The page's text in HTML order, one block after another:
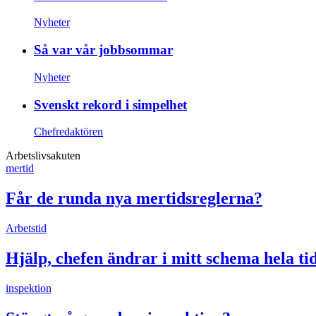
Nyheter
Så var vår jobbsommar
Nyheter
Svenskt rekord i simpelhet
Chefredaktören
Arbetslivsakuten
mertid
Får de runda nya mertidsreglerna?
Arbetstid
Hjälp, chefen ändrar i mitt schema hela
inspektion